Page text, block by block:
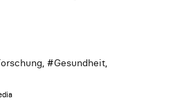
, #Gesundheit,